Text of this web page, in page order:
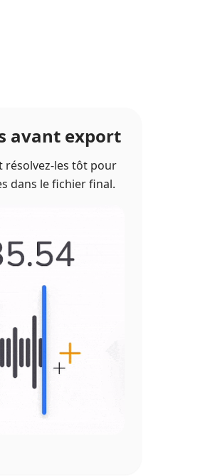
avant export
résolvez-les tôt pour
dans le fichier final.